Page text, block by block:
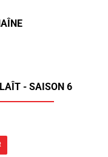
- SAISON 6